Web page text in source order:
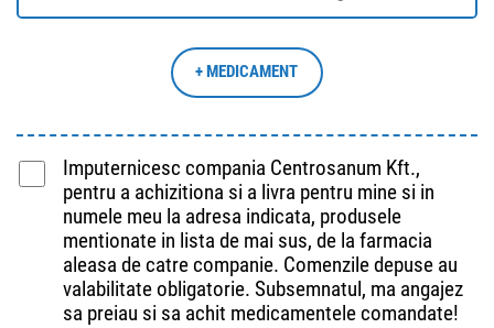
Imputernicesc compania Centrosanum Kft.,
pentru a achizitiona si a livra pentru mine si in
numele meu la adresa indicata, produsele
mentionate in lista de mai sus, de la farmacia
aleasa de catre companie. Comenzile depuse au
valabilitate obligatorie. Subsemnatul, ma angajez
sa preiau si sa achit medicamentele comandate!